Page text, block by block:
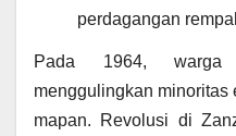
perdagangan
Pada 1964,
menggulingkan minoritas
mapan. Revolusi di